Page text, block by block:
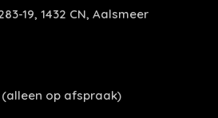
19, 1432 CN, Aalsmeer
(alleen op afspraak)